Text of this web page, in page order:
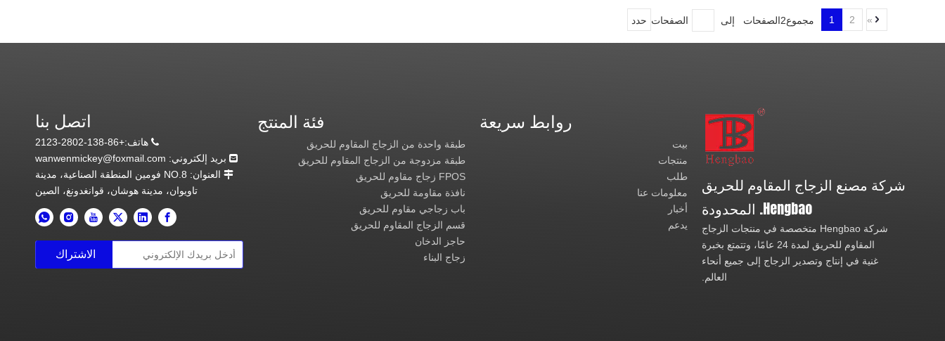
1 2 » مجموع2الصفحات إلى الصفحات حدد
شركة مصنع الزجاج المقاوم للحريق
Hengbao. المحدودة
شركة Hengbao متخصصة في منتجات الزجاج
المقاوم للحريق لمدة 24 عامًا، وتتمتع بخبرة
غنية في إنتاج وتصدير الزجاج إلى جميع أنحاء
العالم.
روابط سريعة
بيت
منتجات
طلب
معلومات عنا
أخبار
يدعم
فئة المنتج
طبقة واحدة من الزجاج المقاوم للحريق
طبقة مزدوجة من الزجاج المقاوم للحريق
FPOS زجاج مقاوم للحريق
نافذة مقاومة للحريق
باب زجاجي مقاوم للحريق
قسم الزجاج المقاوم للحريق
حاجز الدخان
زجاج البناء
اتصل بنا
 هاتف:+86-138-2802-2123
 بريد إلكتروني: wanwenmickey@foxmail.com

العنوان: NO.8 فومين المنطقة الصناعية، مدينة
تاويوان، مدينة هوشان، قوانغدونغ، الصين
الاشتراك